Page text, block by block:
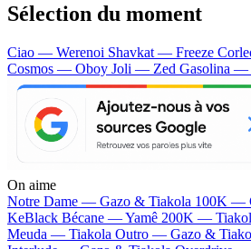
Sélection du moment
Ciao — Werenoi Shavkat — Freeze
Cosmos — Oboy Joli — Zed Gasolina —
On aime
Notre Dame — Gazo & Tiakola 100K —
KeBlack Bécane —Yamê 200K —
Meuda — Tiakola Outro — Gazo &